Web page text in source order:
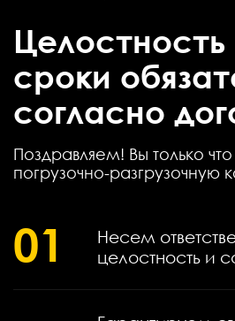
Целостность
сроки
согласно
Поздравляем! Вы только
погрузочно-разгрузочную
01
Несем
целостность и